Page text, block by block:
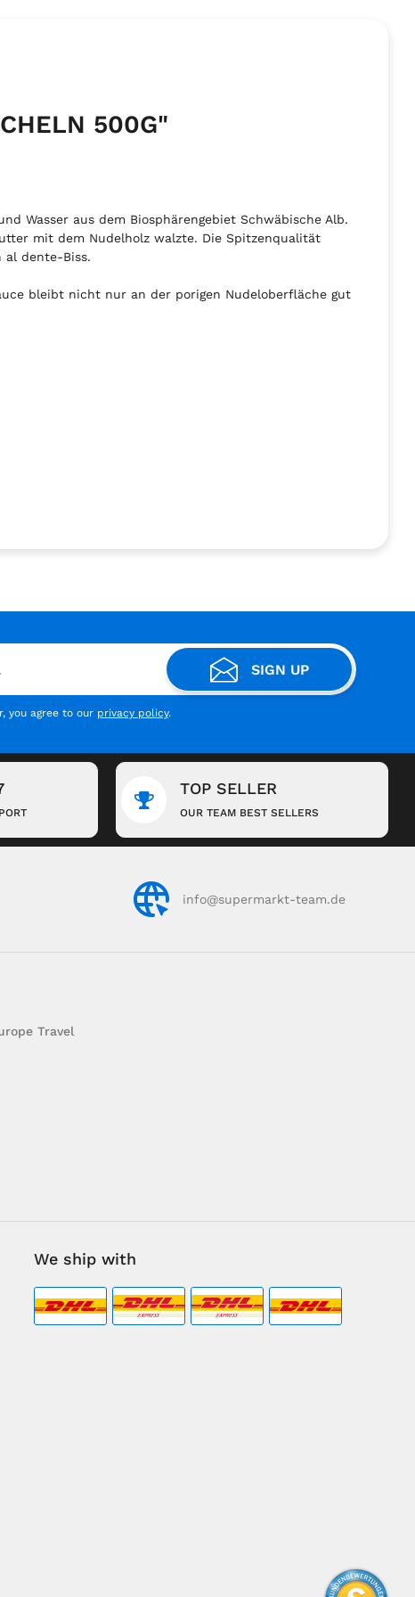
500G"
Wasser aus dem Biosphärengebiet Schwäbische Alb.
mit dem Nudelholz walzte. Die Spitzenqualität
al dente-Biss.
bleibt nicht nur an der porigen Nudeloberfläche gut
SIGN UP
you agree to our privacy policy.
TOP SELLER
OUR TEAM BEST SELLERS
info@supermarkt-team.de
Travel
We ship with